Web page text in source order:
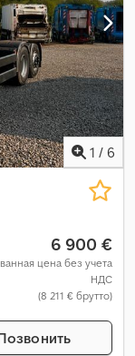
1 / 6
6 900 €
цена без учета
НДС
(8 211 € брутто)